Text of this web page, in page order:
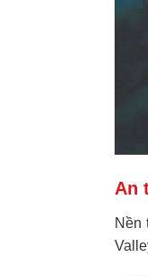
An
Nền